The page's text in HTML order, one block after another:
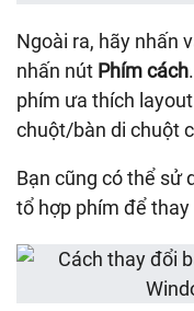
Ngoài ra, hãy nhấn
nhấn nút Phím cách
phím ưa thích
chuột/bàn di chuột
Bạn cũng có thể sử
tổ hợp phím để